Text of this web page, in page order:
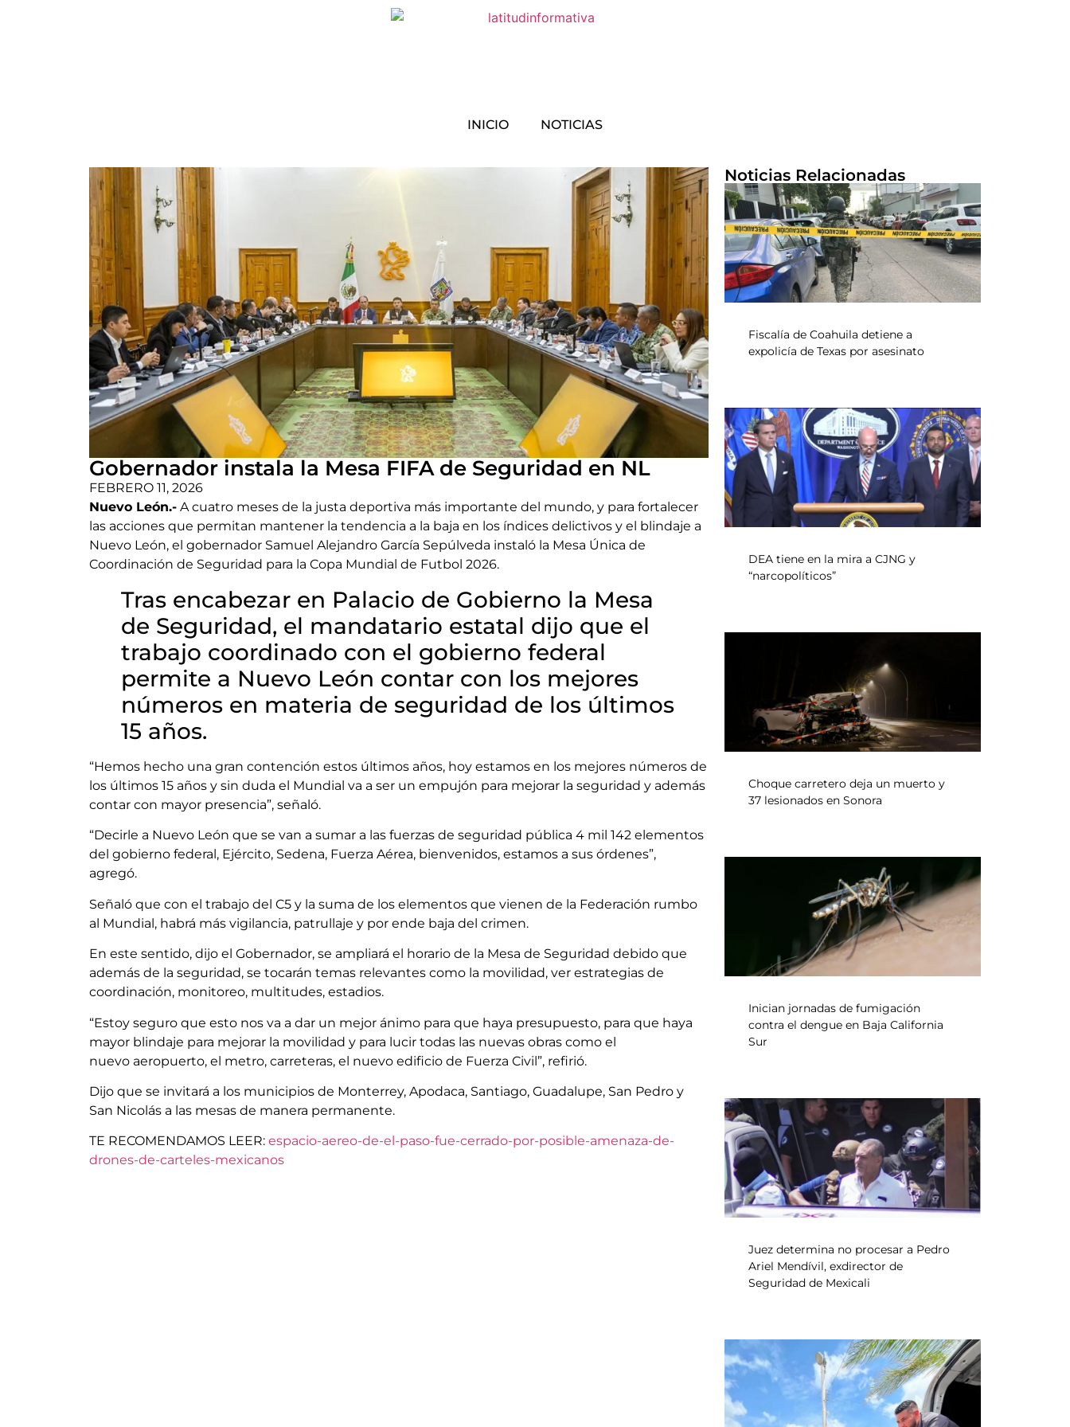
INICIO NOTICIAS
Gobernador instala la Mesa FIFA de Seguridad en NL
FEBRERO 11, 2026
Nuevo León.- A cuatro meses de la justa deportiva más importante del mundo, y para fortalecer
las acciones que permitan mantener la tendencia a la baja en los índices delictivos y el blindaje a
Nuevo León, el gobernador Samuel Alejandro García Sepúlveda instaló la Mesa Única de
Coordinación de Seguridad para la Copa Mundial de Futbol 2026.
Tras encabezar en Palacio de Gobierno la Mesa
de Seguridad, el mandatario estatal dijo que el
trabajo coordinado con el gobierno federal
permite a Nuevo León contar con los mejores
números en materia de seguridad de los últimos
15 años.
“Hemos hecho una gran contención estos últimos años, hoy estamos en los mejores números de
los últimos 15 años y sin duda el Mundial va a ser un empujón para mejorar la seguridad y además
contar con mayor presencia”, señaló.
“Decirle a Nuevo León que se van a sumar a las fuerzas de seguridad pública 4 mil 142 elementos
del gobierno federal, Ejército, Sedena, Fuerza Aérea, bienvenidos, estamos a sus órdenes”,
agregó.
Señaló que con el trabajo del C5 y la suma de los elementos que vienen de la Federación rumbo
al Mundial, habrá más vigilancia, patrullaje y por ende baja del crimen.
En este sentido, dijo el Gobernador, se ampliará el horario de la Mesa de Seguridad debido que
además de la seguridad, se tocarán temas relevantes como la movilidad, ver estrategias de
coordinación, monitoreo, multitudes, estadios.
“Estoy seguro que esto nos va a dar un mejor ánimo para que haya presupuesto, para que haya
mayor blindaje para mejorar la movilidad y para lucir todas las nuevas obras como el
nuevo aeropuerto, el metro, carreteras, el nuevo edificio de Fuerza Civil”, refirió.
Dijo que se invitará a los municipios de Monterrey, Apodaca, Santiago, Guadalupe, San Pedro y
San Nicolás a las mesas de manera permanente.
TE RECOMENDAMOS LEER: espacio-aereo-de-el-paso-fue-cerrado-por-posible-amenaza-de-
drones-de-carteles-mexicanos
Noticias Relacionadas
Fiscalía de Coahuila detiene a
expolicía de Texas por asesinato
DEA tiene en la mira a CJNG y
“narcopolíticos”
Choque carretero deja un muerto y
37 lesionados en Sonora
Inician jornadas de fumigación
contra el dengue en Baja California
Sur
Juez determina no procesar a Pedro
Ariel Mendívil, exdirector de
Seguridad de Mexicali